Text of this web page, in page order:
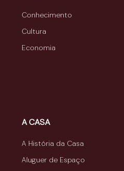
Conhecimento
Cultura
Economia
A CASA
A História da Casa
Aluguer de Espaço